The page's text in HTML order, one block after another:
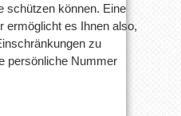
schützen können. Eine
ermöglicht es Ihnen also,
zu
persönliche Nummer